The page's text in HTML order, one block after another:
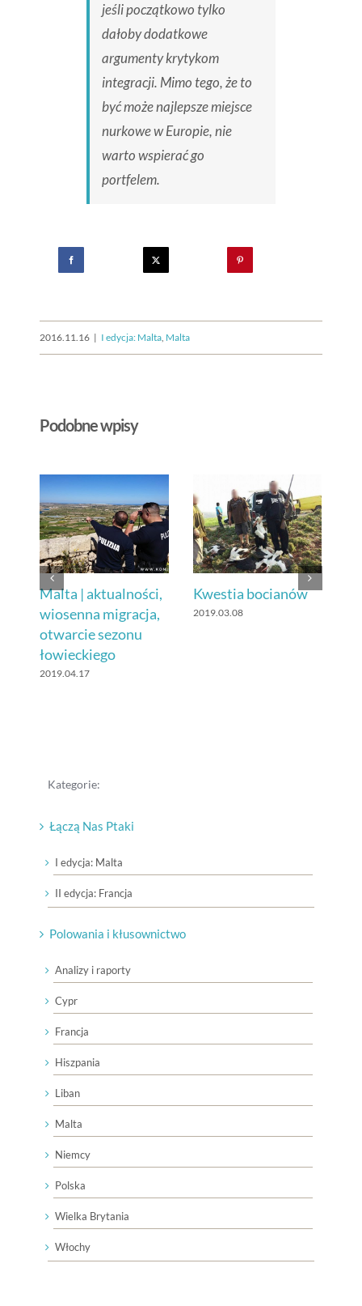
jeśli początkowo tylko
dałoby dodatkowe
argumenty krytykom
integracji. Mimo tego, że to
być może najlepsze miejsce
nurkowe w Europie, nie
warto wspierać go
portfelem.
2016.11.16 | I edycja: Malta, Malta
Podobne wpisy
Malta | aktualności,
wiosenna migracja,
otwarcie sezonu
łowieckiego
2019.04.17
Kwestia bocianów
2019.03.08
Kategorie:
Łączą Nas Ptaki
I edycja: Malta
II edycja: Francja
Polowania i kłusownictwo
Analizy i raporty
Cypr
Francja
Hiszpania
Liban
Malta
Niemcy
Polska
Wielka Brytania
Włochy